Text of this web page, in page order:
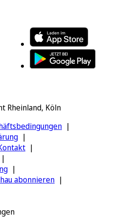
Rheinland, Köln
abonnieren